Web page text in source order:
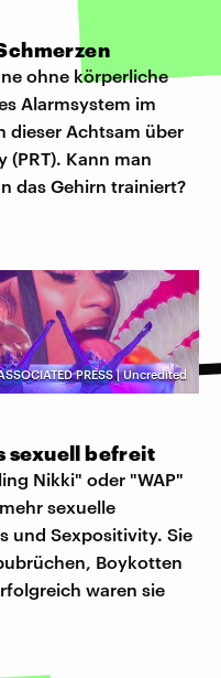
ohne körperliche
Alarmsystem im
dieser Achtsam über
(PRT). Kann man
das Gehirn trainiert?
PRESS | Uncredited
sexuell befreit
Nikki" oder "WAP"
sexuelle
und Sexpositivity. Sie
Boykotten
waren sie